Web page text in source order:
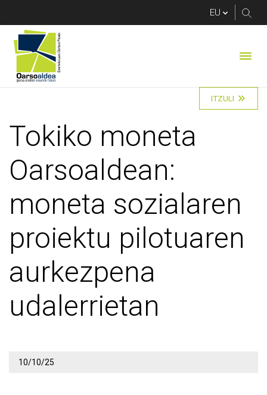
Tokiko moneta ITZULI
Tokiko moneta
Oarsoaldean:
moneta sozialaren
proiektu pilotuaren
aurkezpena
udalerrietan
10/10/25